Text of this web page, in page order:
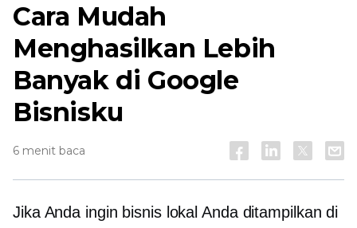
Cara Mudah
Menghasilkan Lebih
Banyak di Google
Bisnisku
6 menit baca
Jika Anda ingin bisnis lokal Anda ditampilkan di